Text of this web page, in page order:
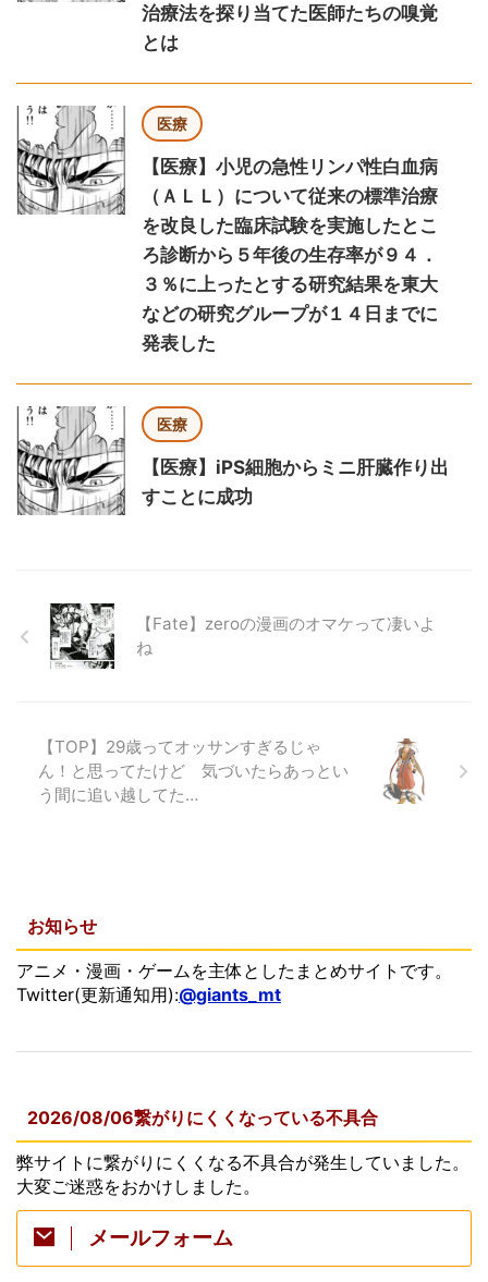
治療法を探り当てた医師たちの嗅覚
とは
医療
【医療】小児の急性リンパ性白血病
（ＡＬＬ）について従来の標準治療
を改良した臨床試験を実施したとこ
ろ診断から５年後の生存率が９４．
３％に上ったとする研究結果を東大
などの研究グループが１４日までに
発表した
医療
【医療】iPS細胞からミニ肝臓作り出
すことに成功
【Fate】zeroの漫画のオマケって凄いよ
ね
【TOP】29歳ってオッサンすぎるじゃ
ん！と思ってたけど 気づいたらあっとい
う間に追い越してた…
お知らせ
アニメ・漫画・ゲームを主体としたまとめサイトです。
Twitter(更新通知用):@giants_mt
2026/08/06繋がりにくくなっている不具合
弊サイトに繋がりにくくなる不具合が発生していました。
大変ご迷惑をおかけしました。
メールフォーム